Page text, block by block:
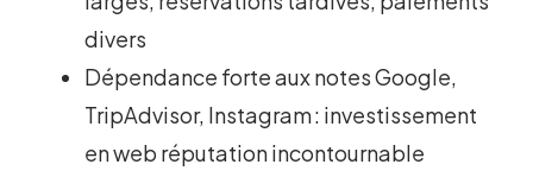
divers
Dépendance forte aux notes Google,
TripAdvisor, Instagram : investissement
en web réputation incontournable